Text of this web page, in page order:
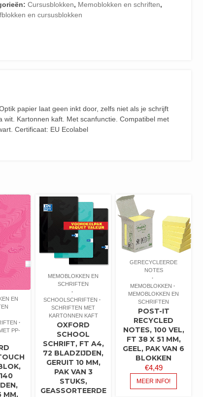
Cursusblokken, Memoblokken en schriften,
en cursusblokken
papier laat geen inkt door, zelfs niet als je schrijft
Kartonnen kaft. Met scanfunctie. Compatibel met
Certificaat: EU Ecolabel
EN
PP-
MM,
MEMOBLOKKEN EN
SCHRIFTEN
SCHOOLSCHRIFTEN
SCHRIFTEN MET
KARTONNEN KAFT
OXFORD
SCHOOL
SCHRIFT, FT A4,
72 BLADZIJDEN,
GERUIT 10 MM,
PAK VAN 3
STUKS,
GEASSORTEERDE
GERECYCLEERDE
NOTES
MEMOBLOKKEN
MEMOBLOKKEN EN
SCHRIFTEN
POST-IT
RECYCLED
NOTES, 100 VEL,
FT 38 X 51 MM,
GEEL, PAK VAN 6
BLOKKEN
€4,49
MEER INFO!